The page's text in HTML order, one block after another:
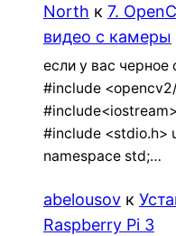
North к 7.
видео с камеры
если у вас черное
#include
#include <stdio.h>
namespace std;…
abelousovк
Raspberry Pi 3